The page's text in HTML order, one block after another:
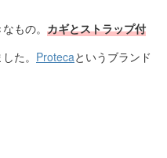
もの。 カギとストラップ付
た。 Protecaというブランド